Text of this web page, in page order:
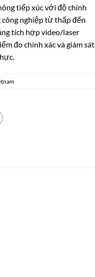
tiếp xúc với độ chính
nghiệp từ thấp đến
tích hợp video/laser
đo chính xác và giám sát